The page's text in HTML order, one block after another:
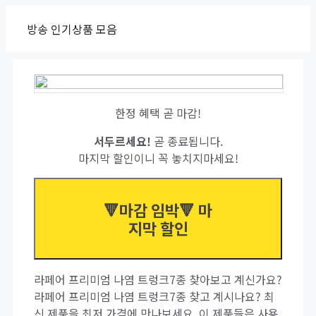
방송 인기상품 모음
한정 혜택 곧 마감!
서두르세요! 곧 종료됩니다.
마지막 할인이니 꼭 놓치지마세요!
🔻마감 임박🔻 마
지막 할인
라페어 프리미엄 나염 트렁크7종 찾아보고 계신가요?
라페어 프리미엄 나염 트렁크7종 찾고 계시나요? 최